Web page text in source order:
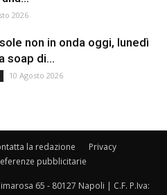
2026
non in onda oggi, lunedì
soap di...
10 Agosto 2026
la redazione
Privacy
pubblicitarie
65 - 80127 Napoli | C.F. P.Iva: